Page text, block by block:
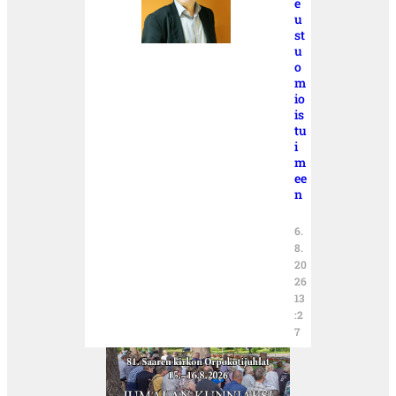
u
st
u
o
m
io
is
tu
i
m
ee
n
6.
8.
20
26
13
:2
7